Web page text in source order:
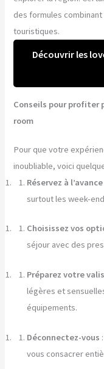
des formules
touristiques.
Découvrir les
Conseils pour profiter
room
Pour que votre
inoubliable, voici
Réservez à l’avance
surtout les week-
Choisissez vos
séjour avec des
Préparez votre
légères et
équipements.
Déconnectez-vous
vous consacrer